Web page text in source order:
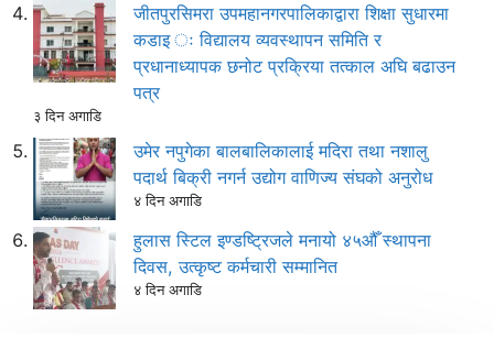
जीतपुरसिमरा उपमहानगरपालिकाद्वारा शिक्षा सुधारमा
कडाइ ः विद्यालय व्यवस्थापन समिति र
प्रधानाध्यापक छनोट प्रक्रिया तत्काल अघि बढाउन
पत्र
३ दिन अगाडि
उमेर नपुगेका बालबालिकालाई मदिरा तथा नशालु
पदार्थ बिक्री नगर्न उद्योग वाणिज्य संघको अनुरोध
४ दिन अगाडि
हुलास स्टिल इण्डष्ट्रिजले मनायो ४५औँ स्थापना
दिवस, उत्कृष्ट कर्मचारी सम्मानित
४ दिन अगाडि